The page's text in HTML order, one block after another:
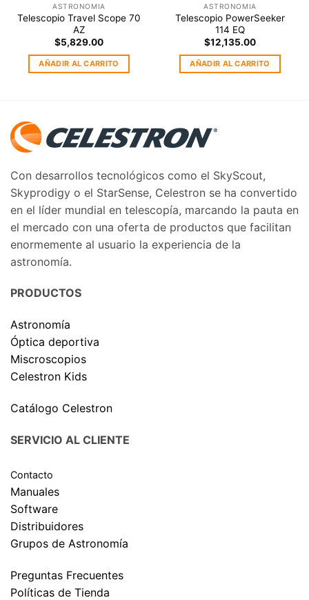
ASTRONOMIA
Telescopio Travel Scope 70
AZ
$5,829.00
AÑADIR AL CARRITO
ASTRONOMIA
Telescopio PowerSeeker
114 EQ
$12,135.00
AÑADIR AL CARRITO
Con desarrollos tecnológicos como el SkyScout,
Skyprodigy o el StarSense, Celestron se ha convertido
en el líder mundial en telescopía, marcando la pauta en
el mercado con una oferta de productos que facilitan
enormemente al usuario la experiencia de la
astronomía.
PRODUCTOS
Astronomía
Óptica deportiva
Miscroscopios
Celestron Kids
Catálogo Celestron
SERVICIO AL CLIENTE
Contacto
Manuales
Software
Distribuidores
Grupos de Astronomía
Preguntas Frecuentes
Políticas de Tienda